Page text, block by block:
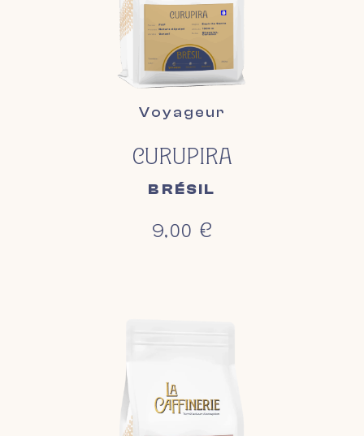
Voyageur
CURUPIRA
BRÉSIL
9,00 €